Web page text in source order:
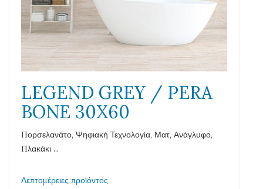
LEGEND GREY / PERA
BONE 30X60
Πορσελανάτο, Ψηφιακή Τεχνολογία, Ματ, Ανάγλυφο,
Πλακάκι ...
Λεπτομέρειες προϊόντος